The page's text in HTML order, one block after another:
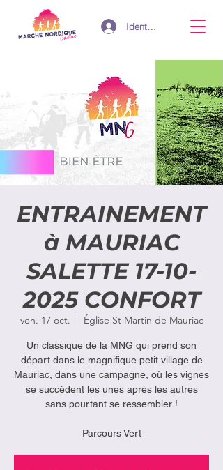
Identifiant
ENTRAINEMENT
à MAURIAC
SALETTE 17-10-
2025 CONFORT
ven. 17 oct.
  |
Église St Martin de Mauriac
Un classique de la MNG qui prend son
départ dans le magnifique petit village de
Mauriac, dans une campagne, où les vignes
se succèdent les unes après les autres
sans pourtant se ressembler !
Parcours Vert